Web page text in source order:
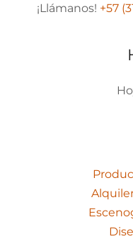
¡Llámanos! +57